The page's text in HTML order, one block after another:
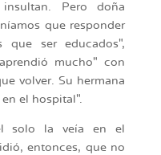
Pero doña
que responder
que ser educados",
mucho" con
volver. Su hermana
el hospital".
solo la veía en el
entonces, que no